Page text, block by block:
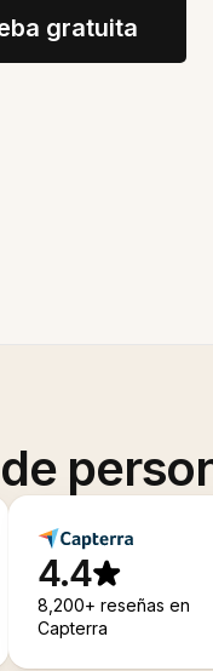
gratuita
4.4
8,200+ reseñas en
Capterra